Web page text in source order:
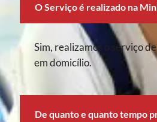
O Serviço é realizado na
Sim, realizamos o serviço
em domicílio.
De quanto e quanto tempo